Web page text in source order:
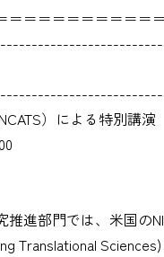
＝＝＝＝＝＝＝＝＝
）による特別講演
進部門では、米国の
Translational Sciences)